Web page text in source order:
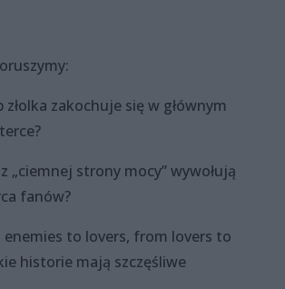
złolka zakochuje się w głównym
„ciemnej strony mocy” wywołują
fanów?
to lovers, from lovers to
historie mają szczęśliwe